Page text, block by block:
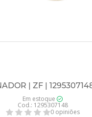
| ZF |
Em estoque
Cod.: 1295307148
0 opiniões